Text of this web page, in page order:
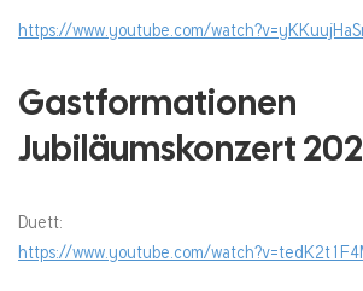
https://www.youtube.com/
Gastformationen
Jubiläumskonzert
Duett:
https://www.youtube.com/